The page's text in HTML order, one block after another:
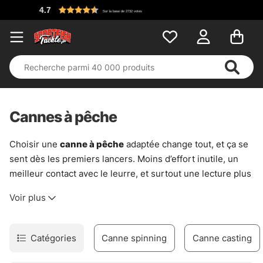
Cannes à pêche
Choisir une canne à pêche adaptée change tout, et ça se
sent dès les premiers lancers. Moins d’effort inutile, un
meilleur contact avec le leurre, et surtout une lecture plus
decannes à pêche
En eau douce comme en mer, chaque canne répond à une
logique simple. Une canne légère apporte précision et
Voir plus
Catégories Canne spinning Canne casting